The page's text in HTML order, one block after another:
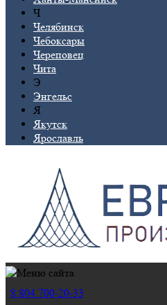
Ч
Челябинск
Чебоксары
Череповец
Чита
Э
Энгельс
Я
Якутск
Ярославль
8 804 700-20-33